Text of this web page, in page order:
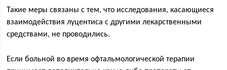
Такие меры связаны с тем, что исследования, касающиеся
взаимодействия луцентиса с другими лекарственными
средствами, не проводились.
Если больной во время офтальмологической терапии